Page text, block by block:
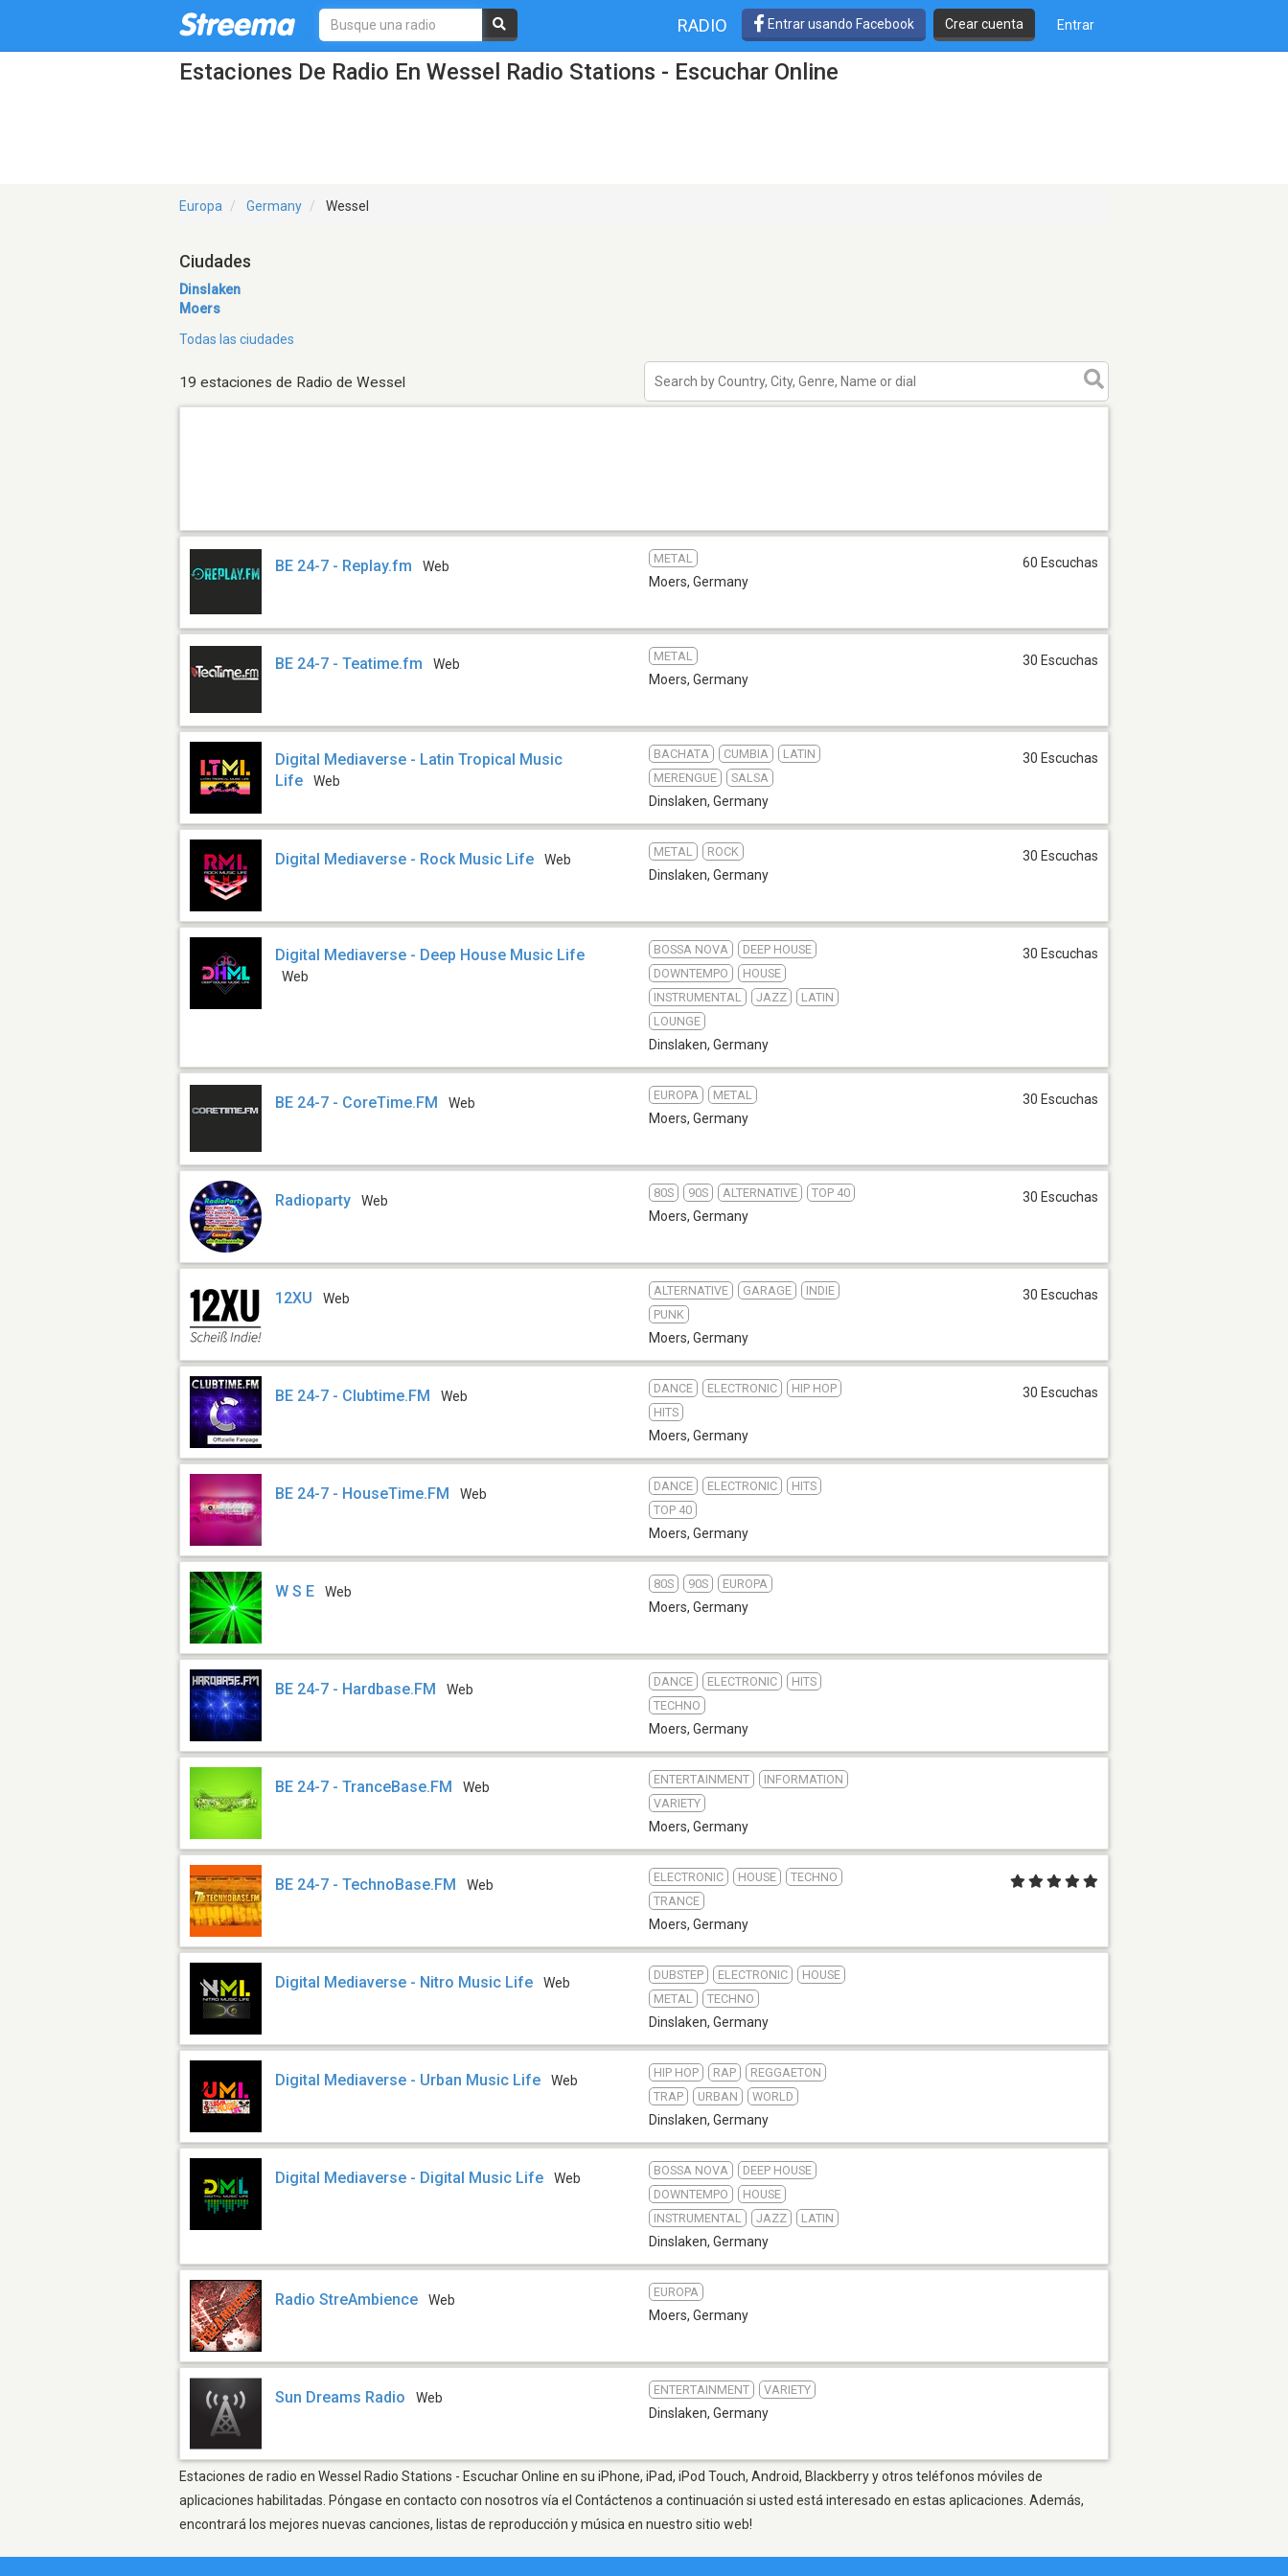
RADIO Entrar usando Facebook Crear cuenta Entrar
Estaciones De Radio En Wessel Radio Stations - Escuchar Online
Europa Germany Wessel
Ciudades
Dinslaken
Moers
Todas las ciudades
19 estaciones de Radio de Wessel
BE 24-7 - Replay.fm Web
METAL
Moers, Germany
60 Escuchas
BE 24-7 - Teatime.fm Web
METAL
Moers, Germany
30 Escuchas
Digital Mediaverse - Latin Tropical Music
Life
Web
BACHATA CUMBIA
LATIN
MERENGUE
SALSA
Dinslaken, Germany
30 Escuchas
Digital Mediaverse - Rock Music Life Web
METAL ROCK
Dinslaken, Germany
30 Escuchas
Digital Mediaverse - Deep House Music Life
Web
BOSSA NOVA
DEEP HOUSE
DOWNTEMPO
HOUSE
INSTRUMENTAL
JAZZ
LATIN
LOUNGE
Dinslaken, Germany
30 Escuchas
BE 24-7 - CoreTime.FM Web
EUROPA METAL
Moers, Germany
30 Escuchas
Radioparty Web
80S 90S ALTERNATIVE TOP 40
Moers, Germany
30 Escuchas
12XU Web
ALTERNATIVE GARAGE
INDIE
PUNK
Moers, Germany
30 Escuchas
BE 24-7 - Clubtime.FM Web
DANCE ELECTRONIC
HIP HOP
HITS
Moers, Germany
30 Escuchas
BE 24-7 - HouseTime.FM Web
DANCE ELECTRONIC
HITS
TOP 40
Moers, Germany
W S E Web
80S 90S EUROPA
Moers, Germany
BE 24-7 - Hardbase.FM Web
DANCE ELECTRONIC
HITS
TECHNO
Moers, Germany
BE 24-7 - TranceBase.FM Web
ENTERTAINMENT
INFORMATION
VARIETY
Moers, Germany
BE 24-7 - TechnoBase.FM Web
ELECTRONIC HOUSE
TECHNO
TRANCE
Moers, Germany
Digital Mediaverse - Nitro Music Life Web
DUBSTEP ELECTRONIC
HOUSE
METAL
TECHNO
Dinslaken, Germany
Digital Mediaverse - Urban Music Life Web
HIP HOP RAP
REGGAETON
TRAP
URBAN WORLD
Dinslaken, Germany
Digital Mediaverse - Digital Music Life Web
BOSSA NOVA
DEEP HOUSE
DOWNTEMPO
HOUSE
INSTRUMENTAL
JAZZ LATIN
Dinslaken, Germany
Radio StreAmbience Web
EUROPA
Moers, Germany
Sun Dreams Radio Web
ENTERTAINMENT VARIETY
Dinslaken, Germany
Estaciones de radio en Wessel Radio Stations - Escuchar Online en su iPhone, iPad, iPod Touch, Android, Blackberry y otros teléfonos móviles de
aplicaciones habilitadas. Póngase en contacto con nosotros vía el Contáctenos a continuación si usted está interesado en estas aplicaciones. Además,
encontrará los mejores nuevas canciones, listas de reproducción y música en nuestro sitio web!